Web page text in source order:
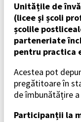
Unitățile de
(licee şi școli
școlile
parteneriate
pentru practica
Acestea pot
pregătitoare în
de îmbunătățire
Participanții la